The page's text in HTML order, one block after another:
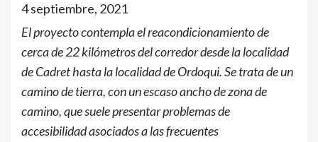
4 septiembre, 2021
El proyecto contempla el reacondicionamiento de
cerca de 22 kilómetros del corredor desde la localidad
de Cadret hasta la localidad de Ordoqui. Se trata de un
camino de tierra, con un escaso ancho de zona de
camino, que suele presentar problemas de
accesibilidad asociados a las frecuentes